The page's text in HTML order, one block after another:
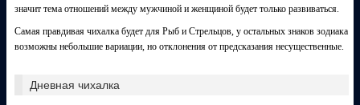
значит тема отношений между мужчиной и женщиной будет только развиваться.
Самая правдивая чихалка будет для Рыб и Стрельцов, у остальных знаков зодиака
возможны небольшие вариации, но отклонения от предсказания несущественные.
Дневная чихалка